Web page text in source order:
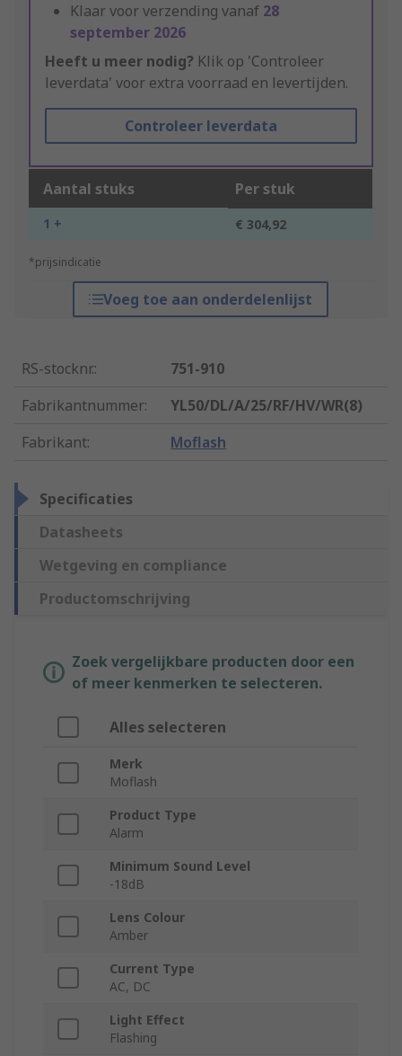
Klaar voor verzending vanaf 28
september 2026
Heeft u meer nodig? Klik op 'Controleer
leverdata' voor extra voorraad en levertijden.
Controleer leverdata
Aantal stuks Per stuk
1 + € 304,92
*prijsindicatie
Voeg toe aan onderdelenlijst
RS-stocknr.:
751-910
Fabrikantnummer:
YL50/DL/A/25/RF/HV/WR(8)
Fabrikant: Moflash
Specificaties
Datasheets
Wetgeving en compliance
Productomschrijving
Zoek vergelijkbare producten door een
of meer kenmerken te selecteren.
Alles selecteren
Merk
Moflash
Product Type
Alarm
Minimum Sound Level
-18dB
Lens Colour
Amber
Current Type
AC, DC
Light Effect
Flashing